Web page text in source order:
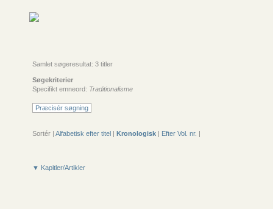
Samlet søgeresultat: 3 titler
Søgekriterier
Specifikt emneord: Traditionalisme
Præcisér søgning
Sortér | Alfabetisk efter titel | Kronologisk | Efter Vol. nr. |
▼ Kapitler/Artikler